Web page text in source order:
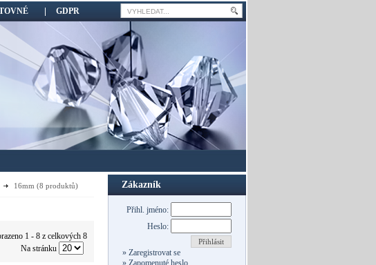
GDPR
16mm (8 produktů)
1 - 8 z celkových 8
Na stránku
Zákazník
Přihl. jméno:
Heslo:
Přihlásit
»Zaregistrovat se
»Zapomenuté heslo